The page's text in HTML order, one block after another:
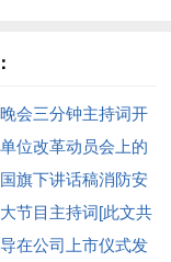
会三分钟主持词开
文共5549字]
位改革动员会上的
文共26634字]
旗下讲话稿消防安
字]
节目主持词[此文共
在公司上市仪式发